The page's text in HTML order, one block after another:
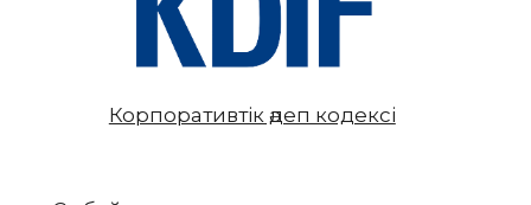
Корпоративтік әдеп кодексі